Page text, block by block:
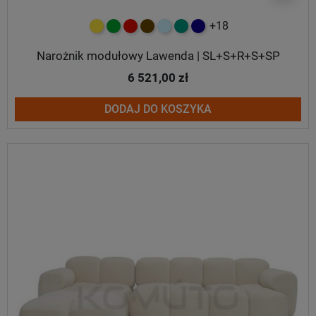
żółtyzielonyczerwony
czekoladowy
błękitnyturkusowy
granatowy
+18
Narożnik modułowy Lawenda | SL+S+R+S+SP
6 521,00 zł
DODAJ DO KOSZYKA